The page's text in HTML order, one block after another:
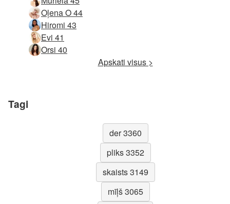
Oļena O 44
Hiromi 43
Evi 41
Orsi 40
Apskati visus >
Tagi
der 3360
pliks 3352
skaists 3149
mīļš 3065